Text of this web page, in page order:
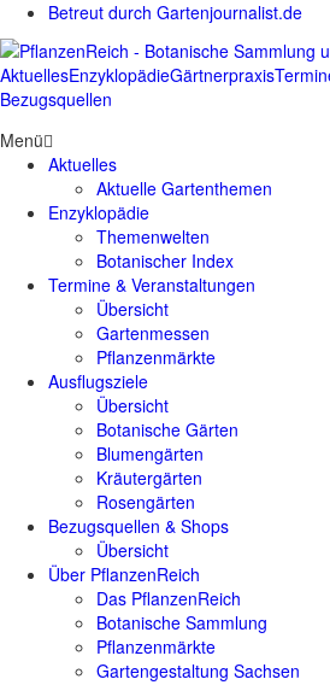
Betreut durch Gartenjournalist.de
AktuellesEnzyklopädieGärtnerpraxis
Bezugsquellen
Menü
Aktuelles
Aktuelle Gartenthemen
Enzyklopädie
Themenwelten
Botanischer Index
Termine & Veranstaltungen
Übersicht
Gartenmessen
Pflanzenmärkte
Ausflugsziele
Übersicht
Botanische Gärten
Blumengärten
Kräutergärten
Rosengärten
Bezugsquellen & Shops
Übersicht
Über PflanzenReich
Das PflanzenReich
Botanische Sammlung
Pflanzenmärkte
Gartengestaltung Sachsen